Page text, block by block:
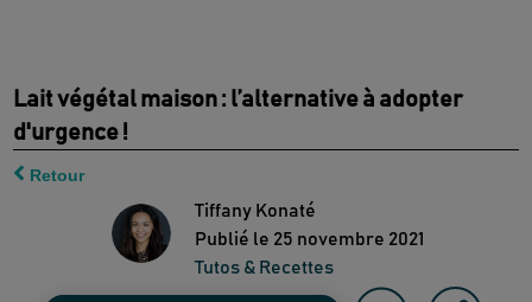
Lait végétal maison : l’alternative à adopter
d'urgence !
Retour
Tiffany Konaté
Publié le 25 novembre 2021
Tutos & Recettes